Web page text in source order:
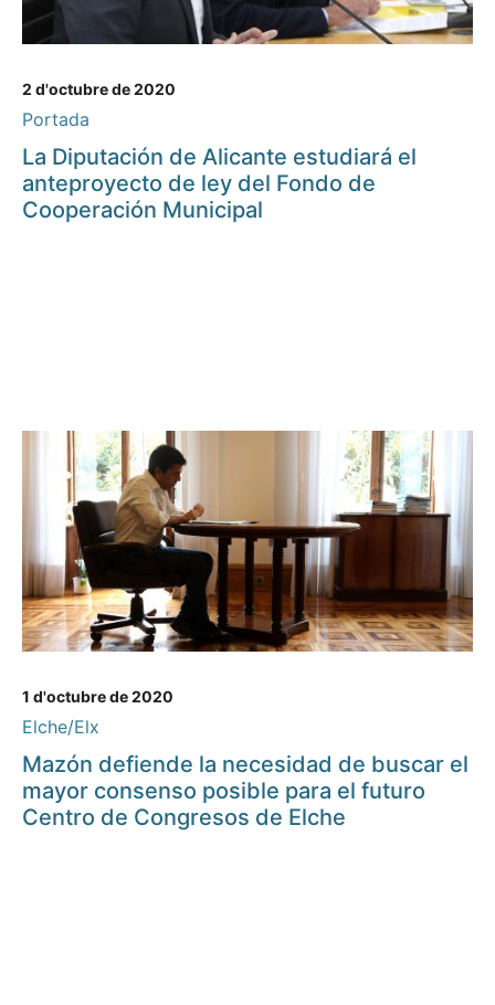
2 d'octubre de 2020
Portada
La Diputación de Alicante estudiará el
anteproyecto de ley del Fondo de
Cooperación Municipal
1 d'octubre de 2020
Elche/Elx
Mazón defiende la necesidad de buscar el
mayor consenso posible para el futuro
Centro de Congresos de Elche